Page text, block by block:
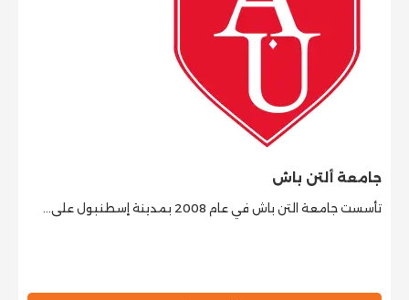
جامعة ألتن باش
تأسست جامعة التن باش في عام 2008 بمدينة إسطنبول على…